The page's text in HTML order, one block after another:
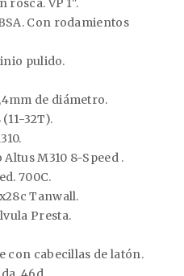
rosca. VP 1".
Con rodamientos
pulido.
de diámetro.
32T).
Altus M310 8-Speed .
700C.
Tanwall.
Presta.
con cabecillas de latón.